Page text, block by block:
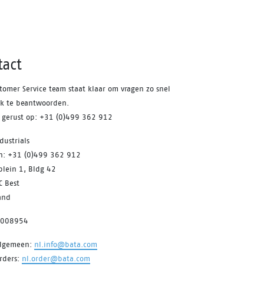
Service team staat klaar om vragen zo snel
te beantwoorden.
gerust op: +31 (0)499 362 912
+31 (0)499 362 912
1, Bldg 42
Best
nl.info@bata.com
nl.order@bata.com